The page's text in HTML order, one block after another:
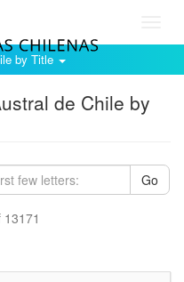
by Title
de Chile by
Go